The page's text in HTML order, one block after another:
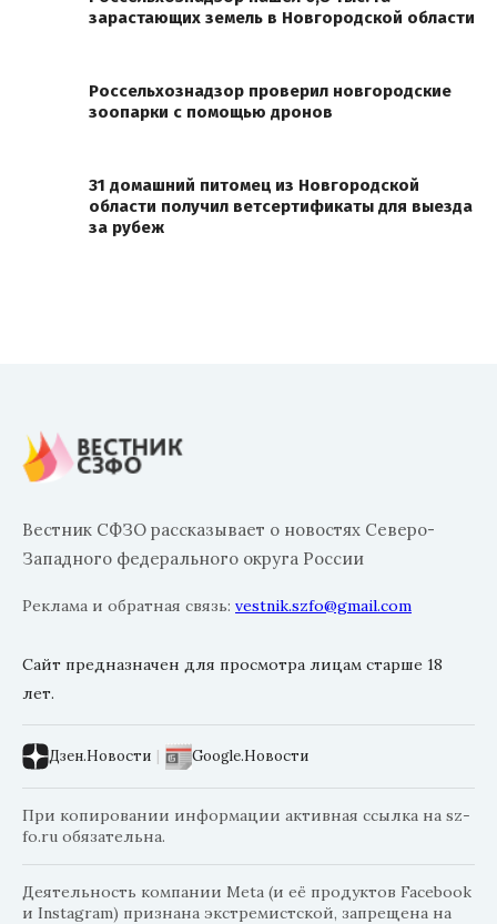
зарастающих земель в Новгородской области
Россельхознадзор проверил новгородские
зоопарки с помощью дронов
31 домашний питомец из Новгородской
области получил ветсертификаты для выезда
за рубеж
Вестник СФЗО рассказывает о новостях Северо-
Западного федерального округа России
Реклама и обратная связь: vestnik.szfo@gmail.com
Сайт предназначен для просмотра лицам старше 18
лет.
Дзен.Новости | Google.Новости
При копировании информации активная ссылка на sz-
fo.ru обязательна.
Деятельность компании Meta (и её продуктов Facebook
и Instagram) признана экстремистской, запрещена на